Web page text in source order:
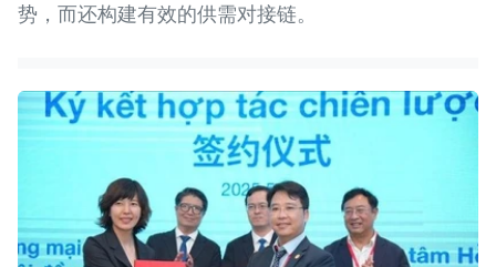
势，而还构建有效的供需对接链。